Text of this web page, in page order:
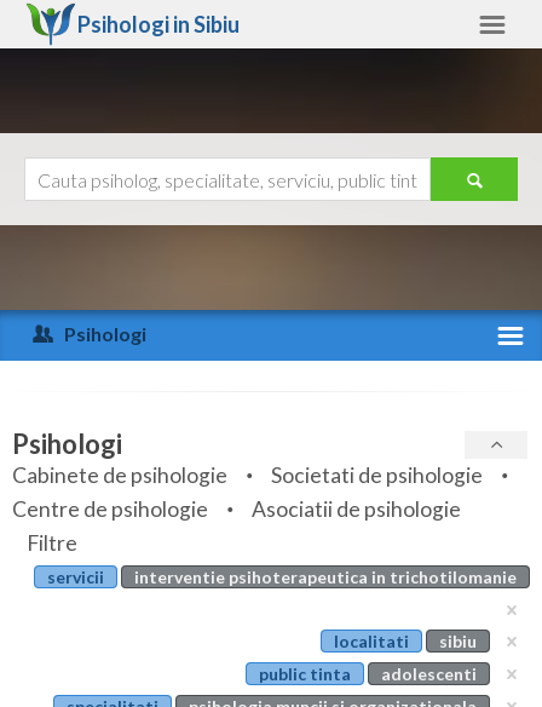
Psihologi inSibiu
Arad
Arges
Bihor
Bistrita-Nasaud
Botosani
Bucuresti
Ajutor
Psihologi
Specialitati
Servicii
Articole
Evenimente
Membri
Psihologi
Cabinete de psihologie
Societati de psihologie
Centre de psihologie
Asociatii de psihologie
Filtre
servicii interventie psihoterapeutica in trichotilomanie
localitati
sibiu
public tinta
adolescenti